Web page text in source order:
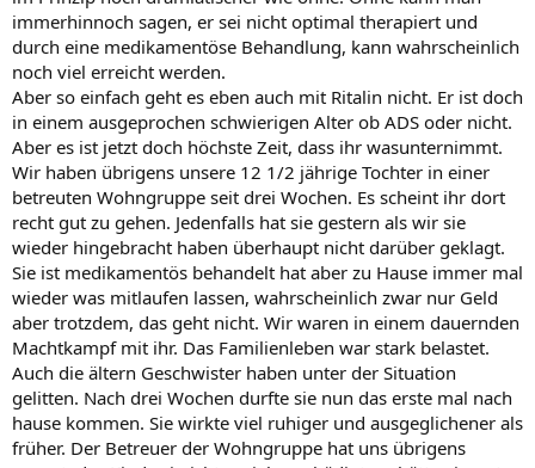
immerhinnoch sagen, er sei nicht optimal therapiert und
durch eine medikamentöse Behandlung, kann wahrscheinlich
noch viel erreicht werden.
Aber so einfach geht es eben auch mit Ritalin nicht. Er ist doch
in einem ausgeprochen schwierigen Alter ob ADS oder nicht.
Aber es ist jetzt doch höchste Zeit, dass ihr wasunternimmt.
Wir haben übrigens unsere 12 1/2 jährige Tochter in einer
betreuten Wohngruppe seit drei Wochen. Es scheint ihr dort
recht gut zu gehen. Jedenfalls hat sie gestern als wir sie
wieder hingebracht haben überhaupt nicht darüber geklagt.
Sie ist medikamentös behandelt hat aber zu Hause immer mal
wieder was mitlaufen lassen, wahrscheinlich zwar nur Geld
aber trotzdem, das geht nicht. Wir waren in einem dauernden
Machtkampf mit ihr. Das Familienleben war stark belastet.
Auch die ältern Geschwister haben unter der Situation
gelitten. Nach drei Wochen durfte sie nun das erste mal nach
hause kommen. Sie wirkte viel ruhiger und ausgeglichener als
früher. Der Betreuer der Wohngruppe hat uns übrigens